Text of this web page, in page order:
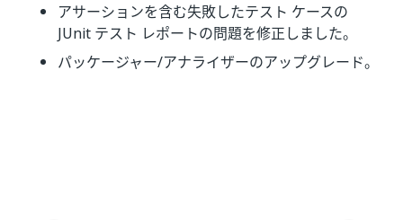
アサーションを含む失敗したテスト ケースの
JUnit テスト レポートの問題を修正しました。
パッケージャー/アナライザーのアップグレード。